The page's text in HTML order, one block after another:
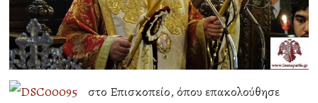
στο Επισκοπείο, όπου επακολούθησε